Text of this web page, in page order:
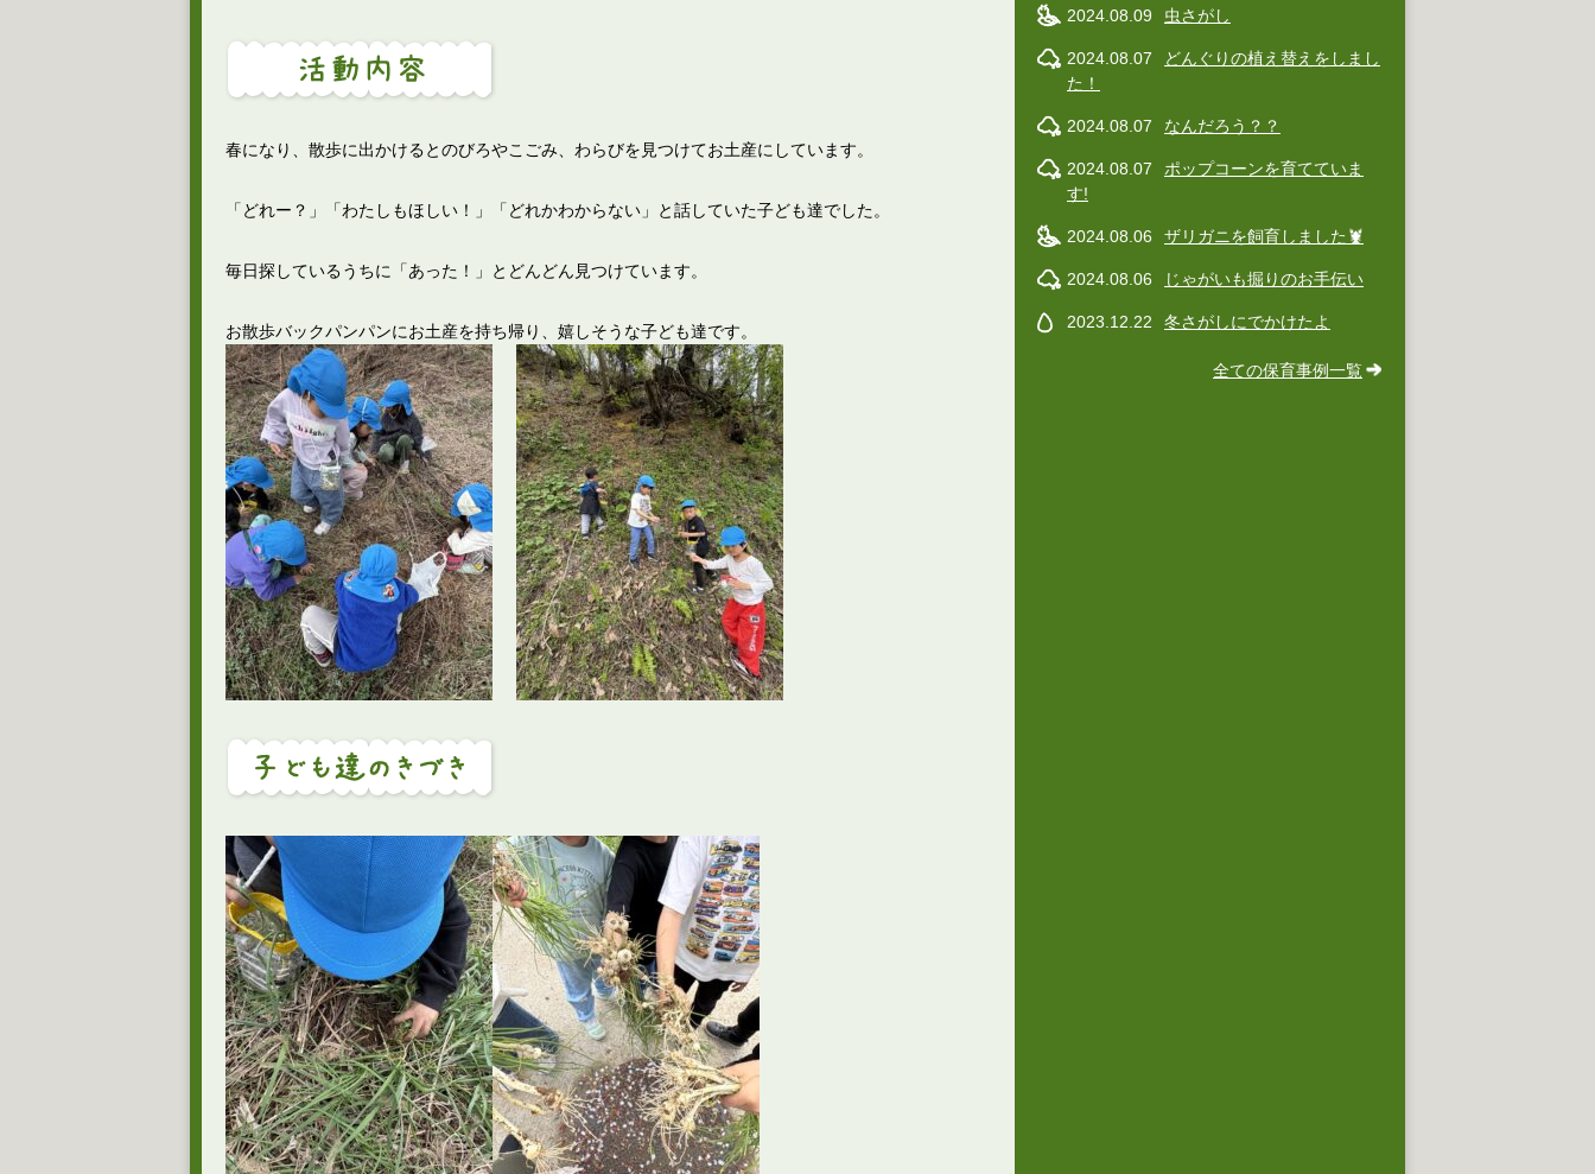
春になり、散歩に出かけるとのびろやこごみ、わらびを見つけてお土産にしています。
「どれー？」「わたしもほしい！」「どれかわからない」と話していた子ども達でした。
毎日探しているうちに「あった！」とどんどん見つけています。
お散歩バックパンパンにお土産を持ち帰り、嬉しそうな子ども達です。
2024.08.09 虫さがし
2024.08.07
どんぐりの植え替えをしまし
た！
2024.08.07 なんだろう？？
2024.08.07
ポップコーンを育てていま
す!
2024.08.06 ザリガニを飼育しました🦞
2024.08.06 じゃがいも掘りのお手伝い
2023.12.22 冬さがしにでかけたよ
全ての保育事例一覧